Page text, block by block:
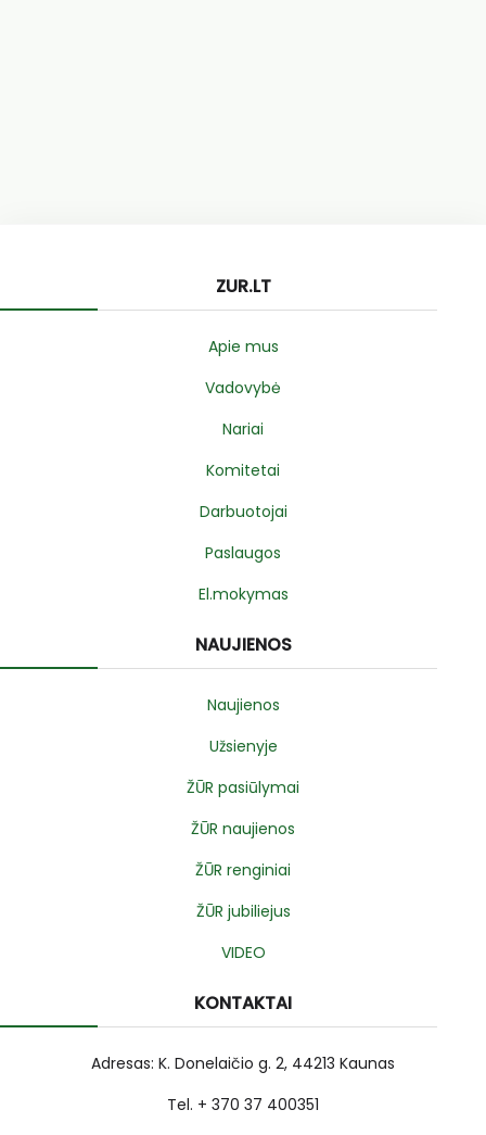
ZUR.LT
Apie mus
Vadovybė
Nariai
Komitetai
Darbuotojai
Paslaugos
El.mokymas
NAUJIENOS
Naujienos
Užsienyje
ŽŪR pasiūlymai
ŽŪR naujienos
ŽŪR renginiai
ŽŪR jubiliejus
VIDEO
KONTAKTAI
Adresas: K. Donelaičio g. 2, 44213 Kaunas
Tel. + 370 37 400351